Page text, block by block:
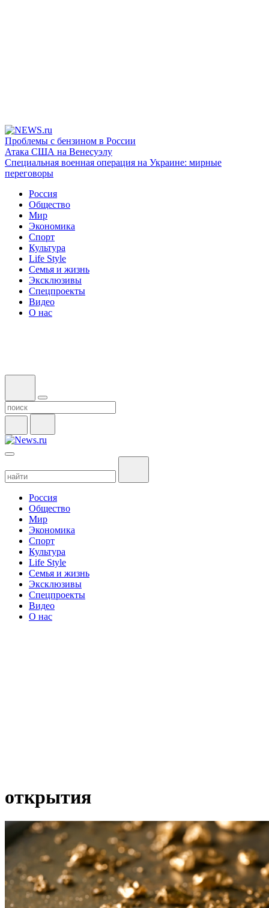
Проблемы с бензином в России
Атака США на Венесуэлу
Специальная военная операция на Украине: мирные
переговоры
Россия
Общество
Мир
Экономика
Спорт
Культура
Life Style
Семья и жизнь
Эксклюзивы
Спецпроекты
Видео
О нас
Россия
Общество
Мир
Экономика
Спорт
Культура
Life Style
Семья и жизнь
Эксклюзивы
Спецпроекты
Видео
О нас
открытия